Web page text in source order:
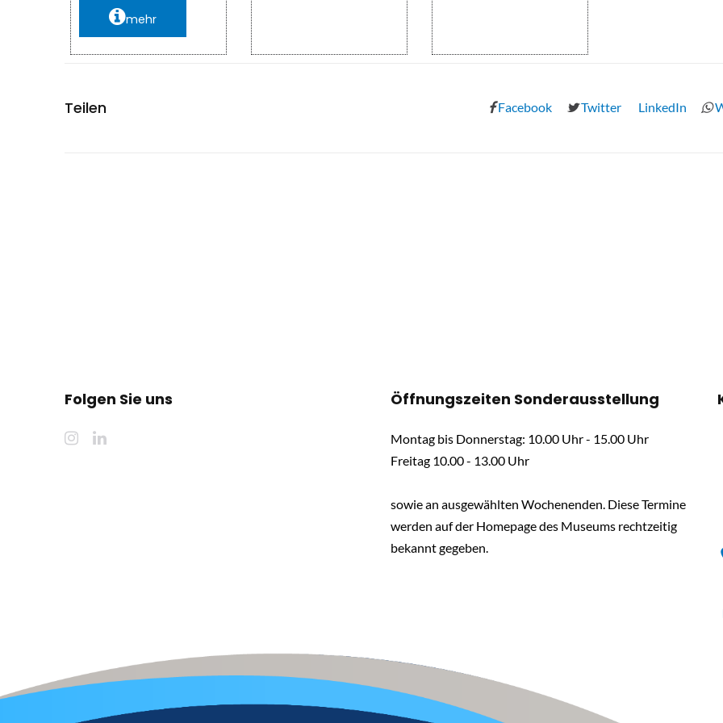
mehr
Teilen Facebook Twitter LinkedIn
Folgen Sie uns Öffnungszeiten Sonderausstellung
Montag bis Donnerstag: 10.00 Uhr - 15.00 Uhr
Freitag 10.00 - 13.00 Uhr
sowie an ausgewählten Wochenenden. Diese Termine
werden auf der Homepage des Museums rechtzeitig
bekannt gegeben.